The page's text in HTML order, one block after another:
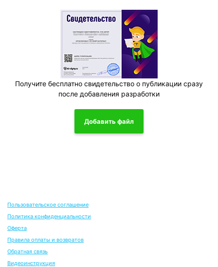
Получите бесплатно свидетельство о публикации сразу
после добавления разработки
Добавить файл
Пользовательское соглашение
Политика конфиденциальности
Оферта
Правила оплаты и возвратов
Обратная связь
Видеоинструкция